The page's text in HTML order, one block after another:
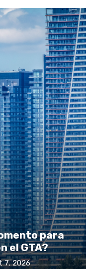
para
el GTA?
7, 2026